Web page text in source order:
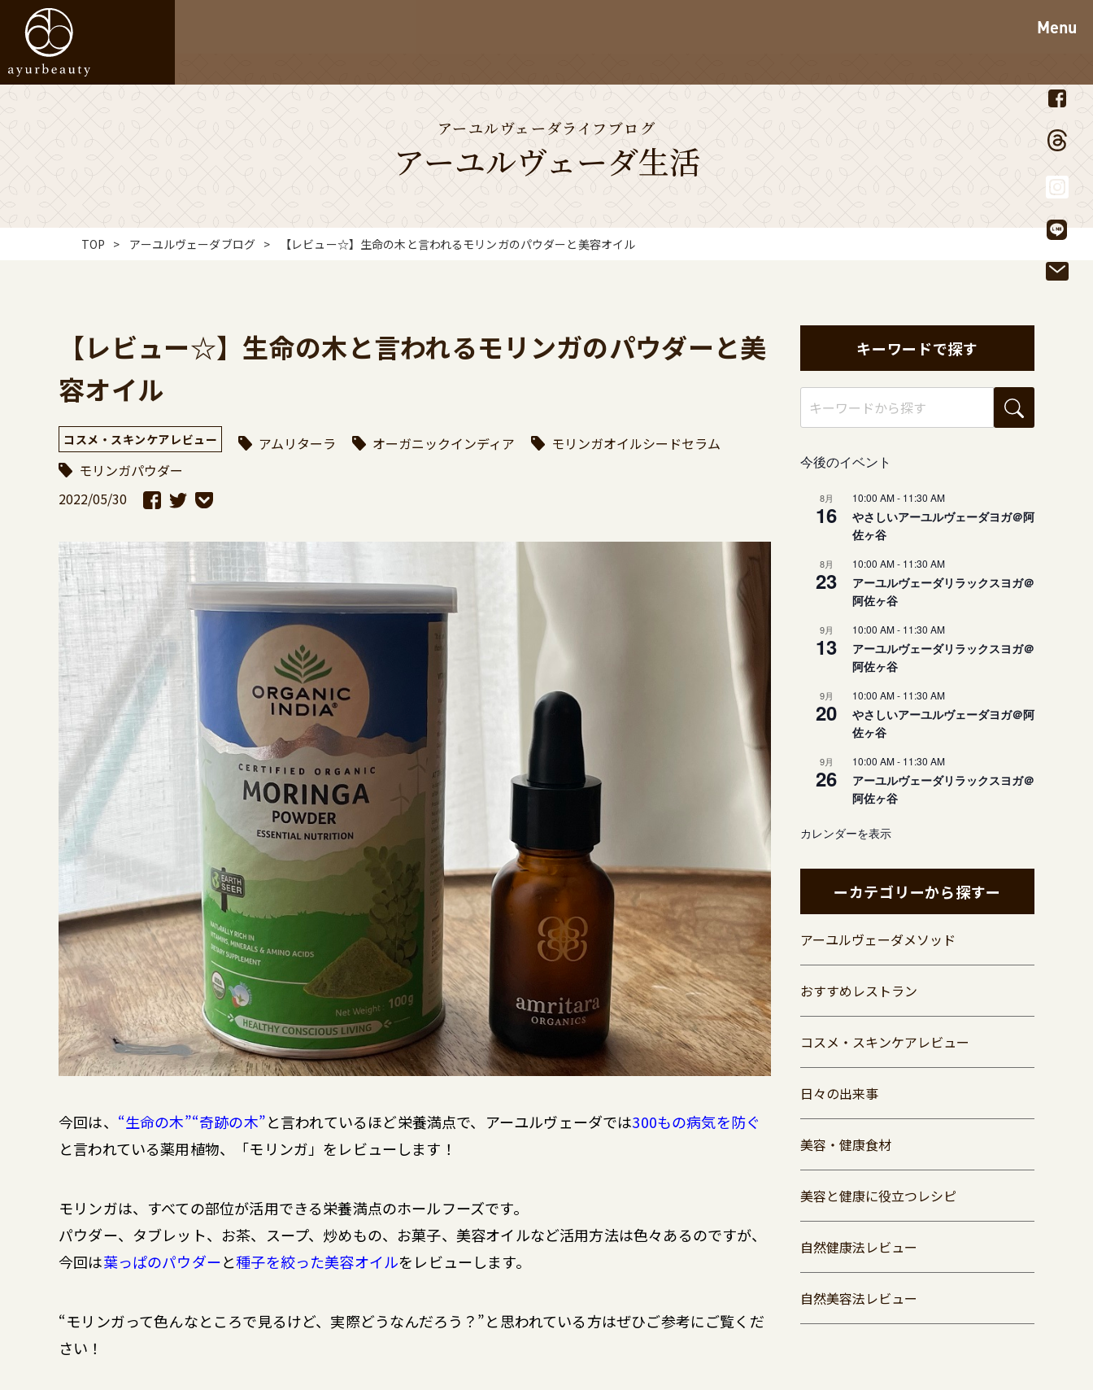
Menu
アーユルヴェーダライフブログ
アーユルヴェーダ生活
TOP アーユルヴェーダブログ 【レビュー☆】生命の木と言われるモリンガのパウダーと美容オイル
【レビュー☆】生命の木と言われるモリンガのパウダーと美
容オイル
コスメ・スキンケアレビュー アムリターラ オーガニックインディア
モリンガオイルシードセラム
モリンガパウダー
2022/05/30
今回は、 “生命の木”“奇跡の木”と言われているほど栄養満点で、アーユルヴェーダでは300もの病気を防ぐ
と言われている薬用植物、「モリンガ」をレビューします！
モリンガは、すべての部位が活用できる栄養満点のホールフーズです。
パウダー、タブレット、お茶、スープ、炒めもの、お菓子、美容オイルなど活用方法は色々あるのですが、
今回は葉っぱのパウダーと種子を絞った美容オイルをレビューします。
“モリンガって色んなところで見るけど、実際どうなんだろう？”と思われている方はぜひご参考にご覧くだ
さい！
キーワードで探す
今後のイベント
8月
16
10:00 AM- 11:30 AM
やさしいアーユルヴェーダヨガ＠阿
佐ヶ谷
8月
23
10:00 AM- 11:30 AM
アーユルヴェーダリラックスヨガ＠
阿佐ヶ谷
9月
13
10:00 AM- 11:30 AM
アーユルヴェーダリラックスヨガ＠
阿佐ヶ谷
9月
20
10:00 AM- 11:30 AM
やさしいアーユルヴェーダヨガ＠阿
佐ヶ谷
9月
26
10:00 AM- 11:30 AM
アーユルヴェーダリラックスヨガ＠
阿佐ヶ谷
カレンダーを表示
ーカテゴリーから探すー
アーユルヴェーダメソッド
おすすめレストラン
コスメ・スキンケアレビュー
日々の出来事
美容・健康食材
美容と健康に役立つレシピ
自然健康法レビュー
自然美容法レビュー